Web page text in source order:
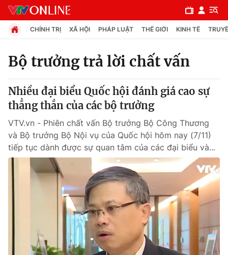
Chuyên mục
Chính trị
Xã hội
Pháp luật
Y tế
Kinh tế
CHÍNH TRỊ XÃ HỘI PHÁP LUẬT THẾ GIỚI KINH TẾ
Bộ trưởng trả lời chất vấn
Nhiều đại biểu Quốc hội đánh giá cao sự
thẳng thắn của các bộ trưởng
VTV.vn - Phiên chất vấn Bộ trưởng Bộ Công Thương
và Bộ trưởng Bộ Nội vụ của Quốc hội hôm nay (7/11)
tiếp tục dành được sự quan tâm của các đại biểu và...